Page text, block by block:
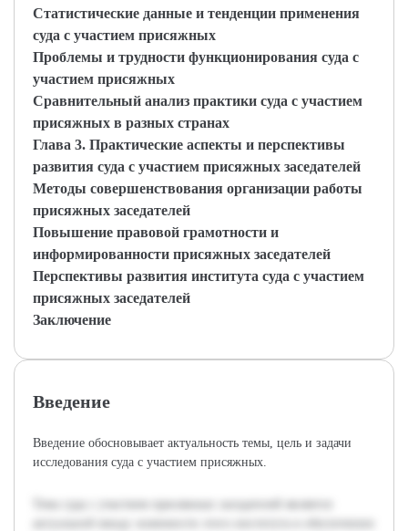
Статистические данные и тенденции применения
суда с участием присяжных
Проблемы и трудности функционирования суда с
участием присяжных
Сравнительный анализ практики суда с участием
присяжных в разных странах
Глава 3. Практические аспекты и перспективы
развития суда с участием присяжных заседателей
Методы совершенствования организации работы
присяжных заседателей
Повышение правовой грамотности и
информированности присяжных заседателей
Перспективы развития института суда с участием
присяжных заседателей
Заключение
Введение
Введение обосновывает актуальность темы, цель и задачи
исследования суда с участием присяжных.